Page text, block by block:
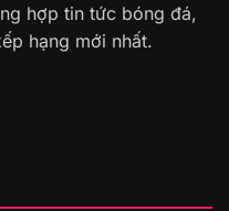
hợp tin tức bóng đá,
hạng mới nhất.